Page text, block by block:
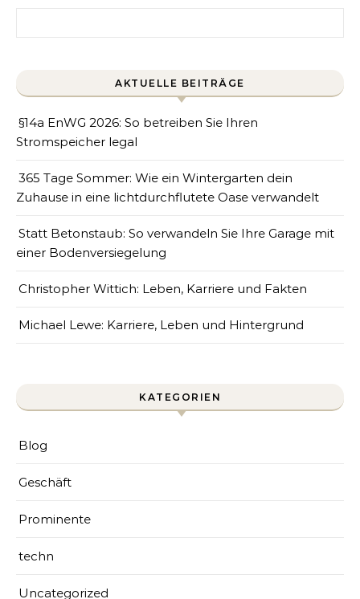
AKTUELLE BEITRÄGE
§14a EnWG 2026: So betreiben Sie Ihren
Stromspeicher legal
365 Tage Sommer: Wie ein Wintergarten dein
Zuhause in eine lichtdurchflutete Oase verwandelt
Statt Betonstaub: So verwandeln Sie Ihre Garage mit
einer Bodenversiegelung
Christopher Wittich: Leben, Karriere und Fakten
Michael Lewe: Karriere, Leben und Hintergrund
KATEGORIEN
Blog
Geschäft
Prominente
techn
Uncategorized